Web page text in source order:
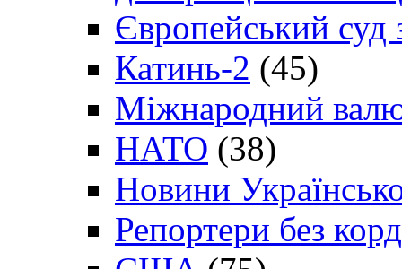
Європейський
Катинь-2 (45)
Міжнародний
НАТО (38)
Новини
Репортери без